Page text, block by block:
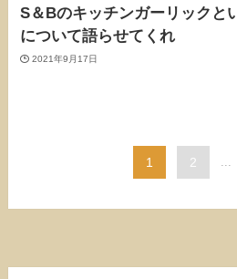
S＆Bのキッチンガーリックと
について語らせてくれ
2021年9月17日
1 2 ...